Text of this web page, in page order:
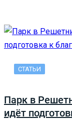
СТАТЬИ
Парк в
идёт